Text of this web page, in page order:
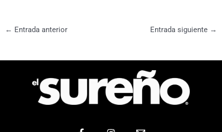
← Entrada anterior Entrada siguiente →